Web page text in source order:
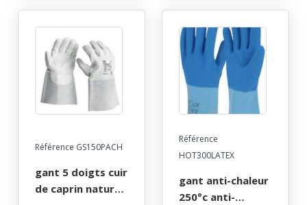
paume et pouce
double vevlar,
poignet bord
cote, t9 a 11
latex granite
noire, poignet
elastique, t8 a 11
Référence GS150PACH
gant 5 doigts cuir
de caprin naturel.
Référence
HOT300LATEX
gant anti-chaleur
250°c anti-